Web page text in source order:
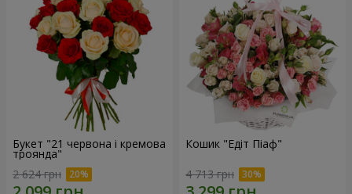
Букет "21 червона і кремова
троянда"
2 624 грн
Кошик "Едіт Піаф"
4 713 грн